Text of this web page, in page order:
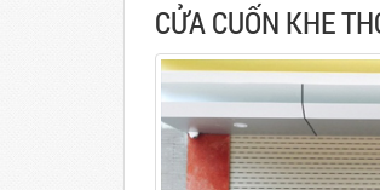
CỬA CUỐN KHE